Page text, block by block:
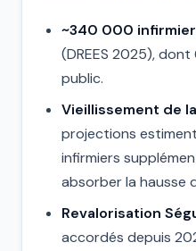
~340 000
(DREES 2025),
public.
Vieillissement de
projections
infirmiers
absorber la hausse
Revalorisation
accordés depuis